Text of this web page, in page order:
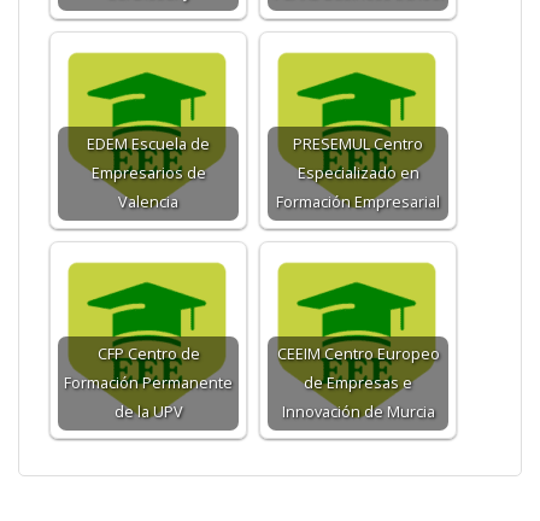
EDEM Escuela de
Empresarios de
Valencia
PRESEMUL Centro
Especializado en
Formación Empresarial
CFP Centro de
Formación Permanente
de la UPV
CEEIM Centro Europeo
de Empresas e
Innovación de Murcia